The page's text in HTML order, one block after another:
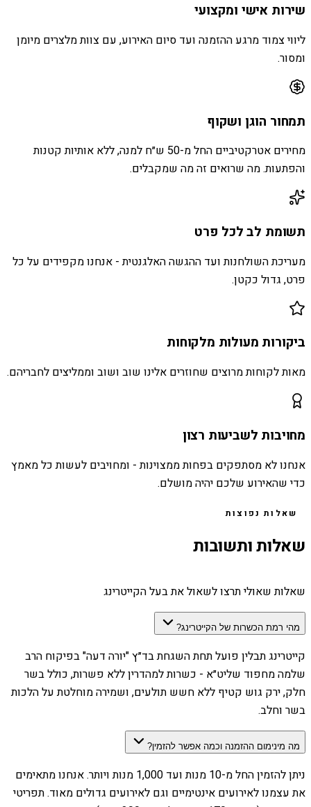
שירות אישי ומקצועי
ליווי צמוד מרגע ההזמנה ועד סיום האירוע, עם צוות מלצרים מיומן
ומסור.
תמחור הוגן ושקוף
מחירים אטרקטיביים החל מ-50 ש״ח למנה, ללא אותיות קטנות
והפתעות. מה שרואים זה מה שמקבלים.
תשומת לב לכל פרט
מעריכת השולחנות ועד ההגשה האלגנטית - אנחנו מקפידים על כל
פרט, גדול כקטן.
ביקורות מעולות מלקוחות
מאות לקוחות מרוצים שחוזרים אלינו שוב ושוב וממליצים לחבריהם.
מחויבות לשביעות רצון
אנחנו לא מסתפקים בפחות ממצוינות - ומחויבים לעשות כל מאמץ
כדי שהאירוע שלכם יהיה מושלם.
שאלות נפוצות
שאלות ותשובות
שאלות שאולי תרצו לשאול את בעל הקייטרינג
מהי רמת הכשרות של הקייטרינג?
קייטרינג תבלין פועל תחת השגחת בד״ץ "יורה דעה" בפיקוח הרב
שלמה מחפוד שליט״א - כשרות למהדרין ללא פשרות, כולל בשר
חלק, ירק גוש קטיף ללא חשש תולעים, ושמירה מוחלטת על הלכות
בשר וחלב.
מה מינימום ההזמנה וכמה אפשר להזמין?
ניתן להזמין החל מ-10 מנות ועד 1,000 מנות ויותר. אנחנו מתאימים
את עצמנו לאירועים אינטימיים וגם לאירועים גדולים מאוד. תפריטי